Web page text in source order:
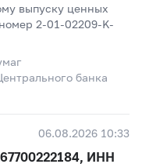
выпуску ценных
2-01-02209-K-
банка
06.08.2026 10:33
ИНН